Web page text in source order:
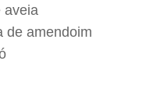
aveia
de amendoim